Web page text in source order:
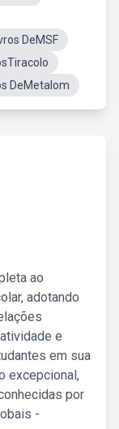
DeMSF
DeMetalom
ao
adotando
e
em sua
excepcional,
por
-